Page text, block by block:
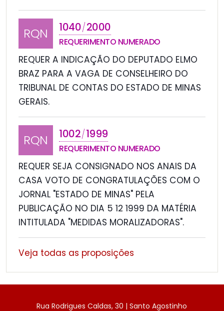
RQN 1040/2000
REQUERIMENTO NUMERADO
REQUER A INDICAÇÃO DO DEPUTADO ELMO
BRAZ PARA A VAGA DE CONSELHEIRO DO
TRIBUNAL DE CONTAS DO ESTADO DE MINAS
GERAIS.
RQN 1002/1999
REQUERIMENTO NUMERADO
REQUER SEJA CONSIGNADO NOS ANAIS DA
CASA VOTO DE CONGRATULAÇÕES COM O
JORNAL "ESTADO DE MINAS" PELA
PUBLICAÇÃO NO DIA 5 12 1999 DA MATÉRIA
INTITULADA "MEDIDAS MORALIZADORAS".
Veja todas as proposições
Rua Rodrigues Caldas, 30 | Santo Agostinho